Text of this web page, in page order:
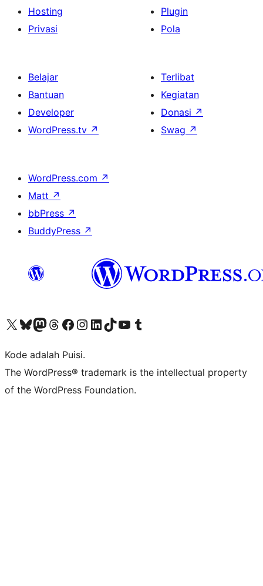
Hosting
Privasi
Plugin
Pola
Belajar
Bantuan
Developer
WordPress.tv ↗
Terlibat
Kegiatan
Donasi ↗
Swag ↗
WordPress.com ↗
Matt ↗
bbPress ↗
BuddyPress ↗
Kunjungi akun X (sebelumnya Twitter) kamiVisit our Bluesky account
Kunjungi akun Mastodon kami
Visit our Threads account
Kunjungi halaman Facebook kamiKunjungi akun Instagram kamiKunjungi akun LinkedIn kami
Visit our TikTok account
Kunjungi channel YouTube kamiVisit our Tumblr account
Kode adalah Puisi.
The WordPress® trademark is the intellectual property
of the WordPress Foundation.